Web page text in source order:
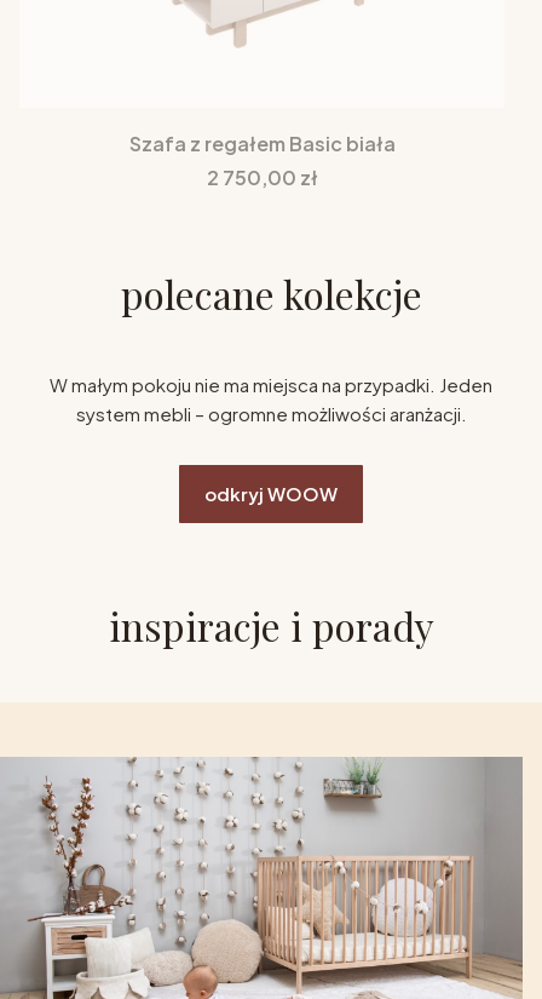
Szafa z regałem Basic biała
Cena
2 750,00 zł
polecane kolekcje
W małym pokoju nie ma miejsca na przypadki. Jeden
system mebli – ogromne możliwości aranżacji.
odkryj WOOW
inspiracje i porady